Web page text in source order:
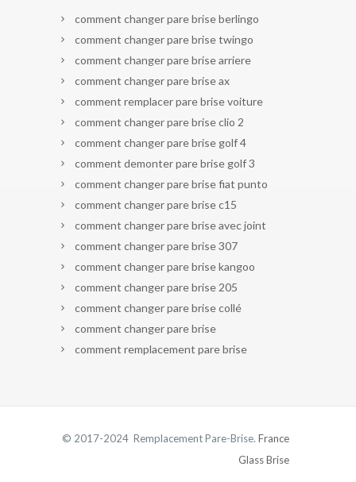
comment changer pare brise berlingo
comment changer pare brise twingo
comment changer pare brise arriere
comment changer pare brise ax
comment remplacer pare brise voiture
comment changer pare brise clio 2
comment changer pare brise golf 4
comment demonter pare brise golf 3
comment changer pare brise fiat punto
comment changer pare brise c15
comment changer pare brise avec joint
comment changer pare brise 307
comment changer pare brise kangoo
comment changer pare brise 205
comment changer pare brise collé
comment changer pare brise
comment remplacement pare brise
© 2017-2024 Remplacement Pare-Brise. France
Glass Brise